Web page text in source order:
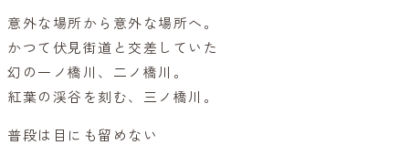
意外な場所から意外な場所へ。
かつて伏見街道と交差していた
幻の一ノ橋川、二ノ橋川。
紅葉の渓谷を刻む、三ノ橋川。
普段は目にも留めない